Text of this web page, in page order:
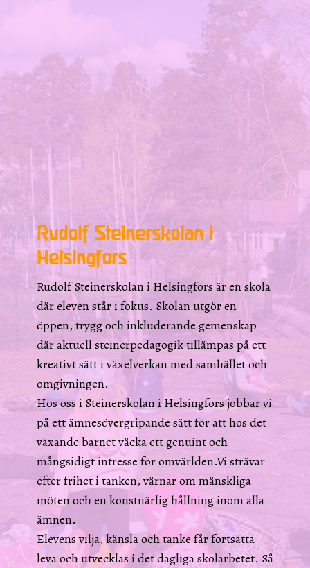
Rudolf Steinerskolan i
Helsingfors
Rudolf Steinerskolan i Helsingfors är en skola
där eleven står i fokus. Skolan utgör en
öppen, trygg och inkluderande gemenskap
där aktuell steinerpedagogik tillämpas på ett
kreativt sätt i växelverkan med samhället och
omgivningen.
Hos oss i Steinerskolan i Helsingfors jobbar vi
på ett ämnesövergripande sätt för att hos det
växande barnet väcka ett genuint och
mångsidigt intresse för omvärlden.Vi strävar
efter frihet i tanken, värnar om mänskliga
möten och en konstnärlig hållning inom alla
ämnen.
Elevens vilja, känsla och tanke får fortsätta
leva och utvecklas i det dagliga skolarbetet. Så